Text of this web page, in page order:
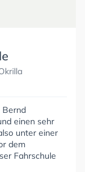
Bernd
einen sehr
unter einer
dem
Fahrschule